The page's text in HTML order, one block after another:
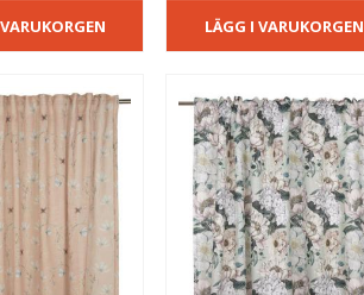
LÄGG I VARUKORGEN